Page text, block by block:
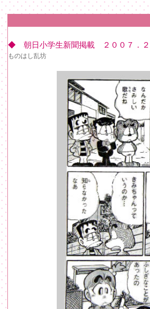
◆ 朝日小学生新聞掲載 ２００７．
ものはし乱坊